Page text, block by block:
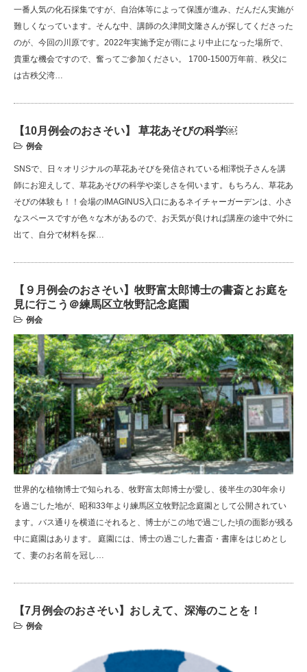
一番人気の化石採集ですが、自治体等によって保護が進み、だんだん実施が
難しくなっています。そんな中、講師の久津間文隆さんが探してくださった
のが、今回の川原です。2022年実施予定が雨により中止になった場所で、
貴重な機会ですので、奮ってご参加ください。 1700-1500万年前、秩父に
は古秩父湾…
【10月例会のおさそい】 草花あそびの科学￼
例会
SNSで、日々オリジナルの草花あそびを発信されている相澤悦子さんを講
師にお迎えして、草花あそびの科学や楽しさを伺います。もちろん、草花あ
そびの体験も！！会場のIMAGINUS入口にあるネイチャーガーデンは、小さ
なスペースですが色々な木があるので、お天気が良ければ講座の途中で外に
出て、自分で材料を探…
【９月例会のおさそい】牧野富太郎博士の書斎とお庭を
見に行こう＠練馬区立牧野記念庭園
例会
世界的な植物博士で知られる、牧野富太郎博士が愛し、後半生の30年余り
を過ごした地が、昭和33年より練馬区立牧野記念庭園として公開されてい
ます。バス通りを横道にそれると、博士がこの地で過ごした頃の面影が残る
中に庭園はあります。 庭園には、博士の過ごした書斎・書庫をはじめとし
て、妻のお名前を冠し…
【7月例会のおさそい】おしえて、深海のことを！
例会